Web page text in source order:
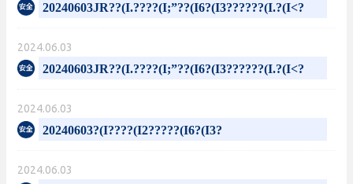
20240603JR??(I.????(I;”??(I6?(I3??????(I.?(I<?
2024.06.03
20240603JR??(I.????(I;”??(I6?(I3??????(I.?(I<?
2024.06.03
20240603?(I????(I2?????(I6?(I3?
2024.06.03